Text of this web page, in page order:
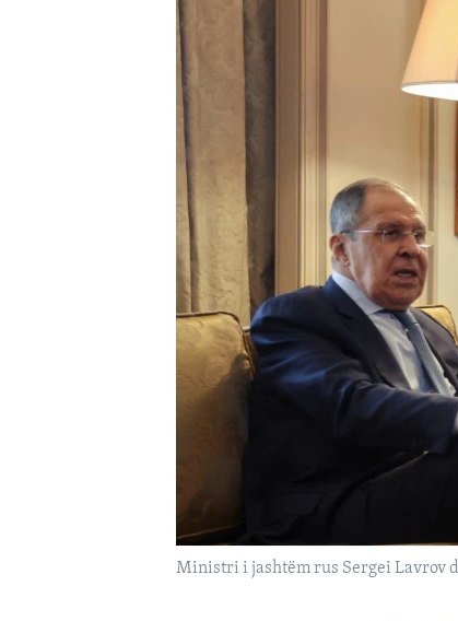
Ministri i jashtëm rus Sergei Lavrov